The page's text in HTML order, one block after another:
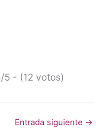
5 - (12 votos)
Entrada siguiente →